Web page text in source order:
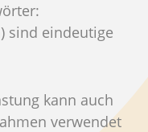
sind eindeutige
kann auch
verwendet